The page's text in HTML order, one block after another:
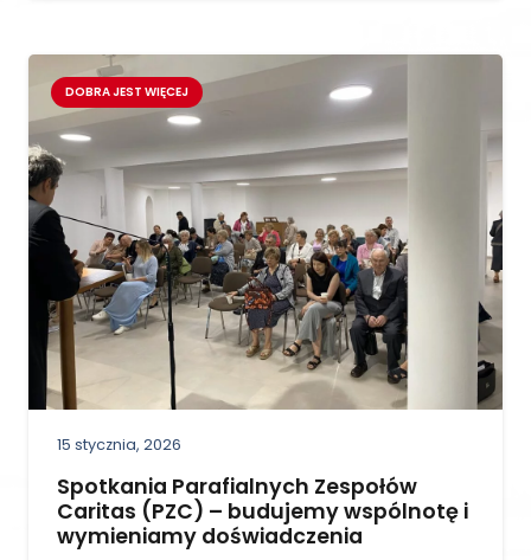
DOBRA JEST WIĘCEJ
15 stycznia, 2026
Spotkania Parafialnych Zespołów
Caritas (PZC) – budujemy wspólnotę i
wymieniamy doświadczenia